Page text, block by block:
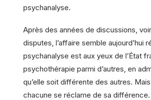
psychanalyse.
Après des années de discussions,
disputes, l’affaire semble aujourd’hui
psychanalyse est aux yeux de l’État
psychothérapie parmi d’autres, en
qu’elle soit différente des autres.
chacune se réclame de sa